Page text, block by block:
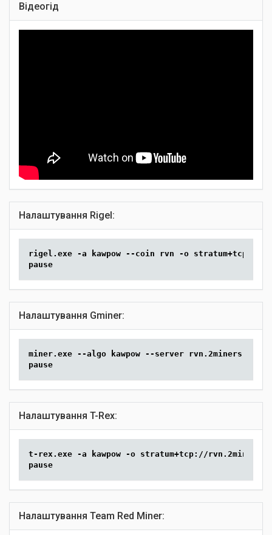
Відеогід
Налаштування Rigel:
rigel.exe -a kawpow --coin rvn -o stratum+tcp://
pause
Налаштування Gminer:
miner.exe --algo kawpow --server rvn.2miners.com:6060
pause
Налаштування T-Rex:
t-rex.exe -a kawpow -o stratum+tcp://
pause
Налаштування Team Red Miner: